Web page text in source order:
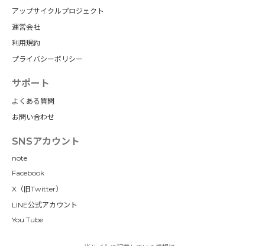
アップサイクルプロジェクト
運営会社
利用規約
プライバシーポリシー
サポート
よくある質問
お問い合わせ
SNSアカウント
note
Facebook
X（旧Twitter）
LINE公式アカウント
You Tube